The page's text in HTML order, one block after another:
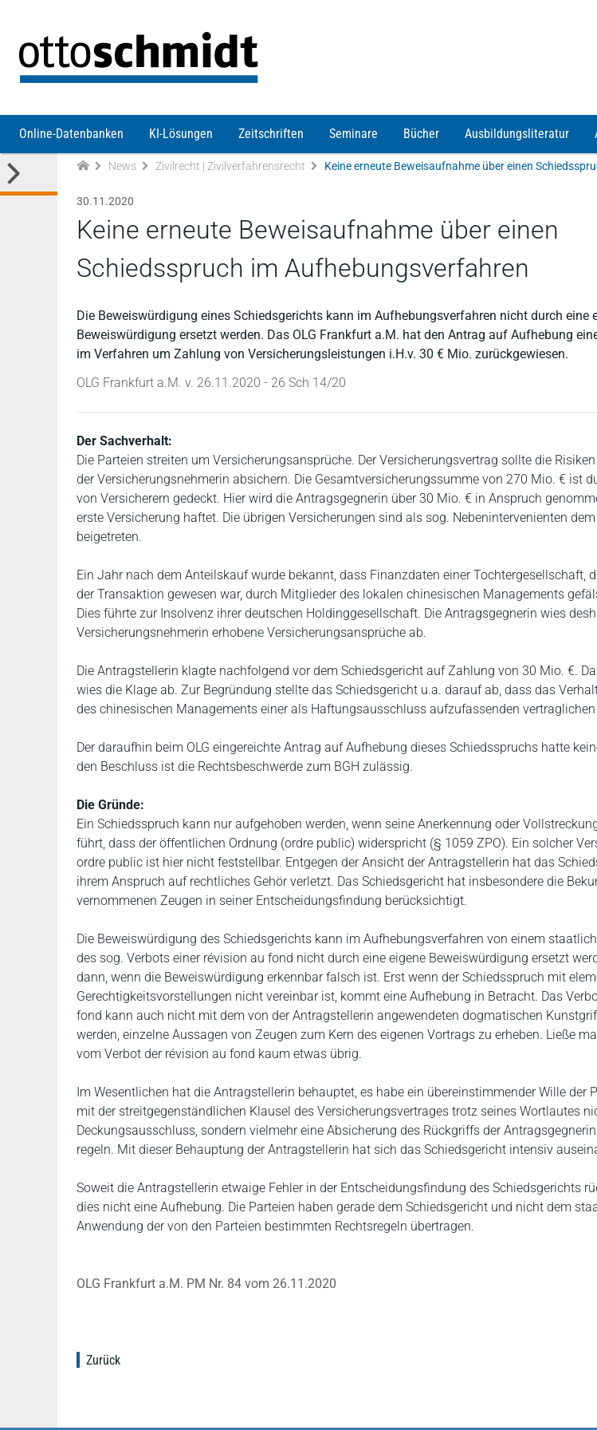
Online-Datenbanken KI-Lösungen Zeitschriften Seminare Bücher Ausbildungsliteratur
News Zivilrecht | Zivilverfahrensrecht
30.11.2020
Keine erneute Beweisaufnahme über einen
Schiedsspruch im Aufhebungsverfahren
Die Beweiswürdigung eines Schiedsgerichts kann im Aufhebungsverfahren nicht durch eine
Beweiswürdigung ersetzt werden. Das OLG Frankfurt a.M. hat den Antrag auf Aufhebung
im Verfahren um Zahlung von Versicherungsleistungen i.H.v. 30 € Mio. zurückgewiesen.
OLG Frankfurt a.M. v. 26.11.2020 - 26 Sch 14/20
Der Sachverhalt:
Die Parteien streiten um Versicherungsansprüche. Der Versicherungsvertrag sollte die
der Versicherungsnehmerin absichern. Die Gesamtversicherungssumme von 270 Mio. € ist
von Versicherern gedeckt. Hier wird die Antragsgegnerin über 30 Mio. € in Anspruch
erste Versicherung haftet. Die übrigen Versicherungen sind als sog. Nebenintervenienten
beigetreten.
Ein Jahr nach dem Anteilskauf wurde bekannt, dass Finanzdaten einer Tochtergesellschaft,
der Transaktion gewesen war, durch Mitglieder des lokalen chinesischen Managements
Dies führte zur Insolvenz ihrer deutschen Holdinggesellschaft. Die Antragsgegnerin wies
Versicherungsnehmerin erhobene Versicherungsansprüche ab.
Die Antragstellerin klagte nachfolgend vor dem Schiedsgericht auf Zahlung von 30 Mio. €.
wies die Klage ab. Zur Begründung stellte das Schiedsgericht u.a. darauf ab, dass das
des chinesischen Managements einer als Haftungsausschluss aufzufassenden
Der daraufhin beim OLG eingereichte Antrag auf Aufhebung dieses Schiedsspruchs hatte
den Beschluss ist die Rechtsbeschwerde zum BGH zulässig.
Die Gründe:
Ein Schiedsspruch kann nur aufgehoben werden, wenn seine Anerkennung oder
führt, dass der öffentlichen Ordnung (ordre public) widerspricht (§ 1059 ZPO). Ein solcher
ordre public ist hier nicht feststellbar. Entgegen der Ansicht der Antragstellerin hat das
ihrem Anspruch auf rechtliches Gehör verletzt. Das Schiedsgericht hat insbesondere die
vernommenen Zeugen in seiner Entscheidungsfindung berücksichtigt.
Die Beweiswürdigung des Schiedsgerichts kann im Aufhebungsverfahren von einem
des sog. Verbots einer révision au fond nicht durch eine eigene Beweiswürdigung ersetzt
dann, wenn die Beweiswürdigung erkennbar falsch ist. Erst wenn der Schiedsspruch mit
Gerechtigkeitsvorstellungen nicht vereinbar ist, kommt eine Aufhebung in Betracht. Das
fond kann auch nicht mit dem von der Antragstellerin angewendeten dogmatischen
werden, einzelne Aussagen von Zeugen zum Kern des eigenen Vortrags zu erheben. Ließe
vom Verbot der révision au fond kaum etwas übrig.
Im Wesentlichen hat die Antragstellerin behauptet, es habe ein übereinstimmender Wille der
mit der streitgegenständlichen Klausel des Versicherungsvertrages trotz seines Wortlautes
Deckungsausschluss, sondern vielmehr eine Absicherung des Rückgriffs der
regeln. Mit dieser Behauptung der Antragstellerin hat sich das Schiedsgericht intensiv
Soweit die Antragstellerin etwaige Fehler in der Entscheidungsfindung des Schiedsgerichts
dies nicht eine Aufhebung. Die Parteien haben gerade dem Schiedsgericht und nicht dem
Anwendung der von den Parteien bestimmten Rechtsregeln übertragen.
OLG Frankfurt a.M. PM Nr. 84 vom 26.11.2020
Zurück